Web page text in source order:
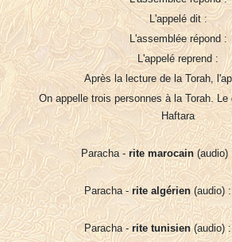
L'appelé dit :
L'assemblée répond :
L'appelé reprend :
Après la lecture de la Torah,
On appelle trois personnes à la Torah. Le
Haftara
Paracha -rite marocain(audio)
Paracha - rite algérien(audio)
Paracha -rite tunisien(audio) :